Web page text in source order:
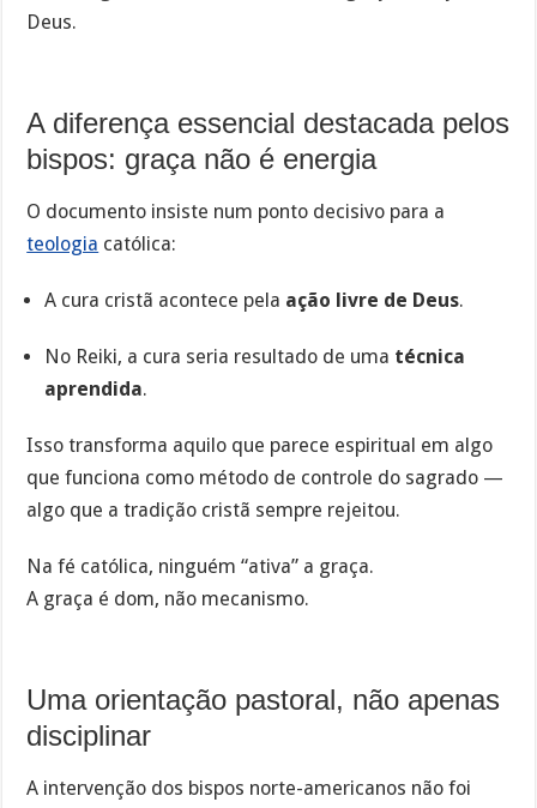
Deus.
A diferença essencial destacada pelos
bispos: graça não é energia
O documento insiste num ponto decisivo para a
teologia católica:
A cura cristã acontece pela ação livre de Deus.
No Reiki, a cura seria resultado de uma técnica
aprendida.
Isso transforma aquilo que parece espiritual em algo
que funciona como método de controle do sagrado —
algo que a tradição cristã sempre rejeitou.
Na fé católica, ninguém “ativa” a graça.
A graça é dom, não mecanismo.
Uma orientação pastoral, não apenas
disciplinar
A intervenção dos bispos norte-americanos não foi